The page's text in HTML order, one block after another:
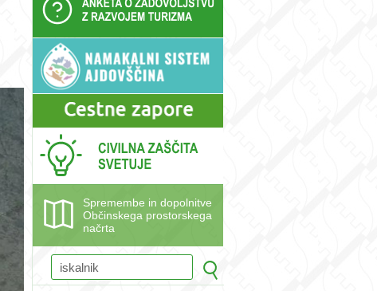
Spremembe in dopolnitve
Občinskega prostorskega
načrta